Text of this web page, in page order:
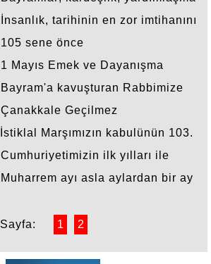
İnsanlık, tarihinin en zor imtihanını
105 sene önce
1 Mayıs Emek ve Dayanışma
Bayram'a kavuşturan Rabbimize
Çanakkale Geçilmez
İstiklal Marşımızın kabulünün 103.
Cumhuriyetimizin ilk yılları ile
Muharrem ayı asla aylardan bir ay
Sayfa: 1 2